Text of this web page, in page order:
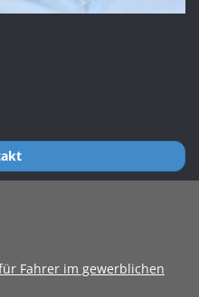
Fahrer im gewerblichen